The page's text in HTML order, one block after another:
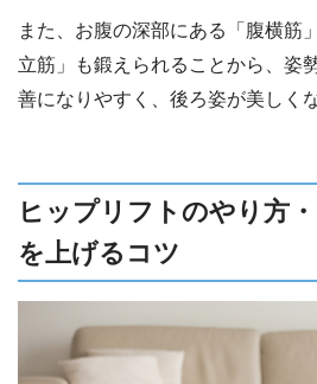
また、お腹の深部にある「腹横筋
立筋」も鍛えられることから、姿
善になりやすく、後ろ姿が美しく
ヒップリフトのやり方
を上げるコツ